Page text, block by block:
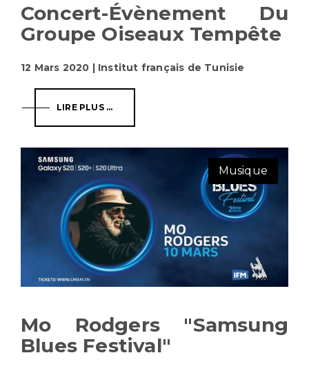
Concert-Évènement Du
Groupe Oiseaux Tempête
12 Mars 2020 | Institut français de Tunisie
LIRE PLUS ...
Musique
Mo Rodgers "Samsung
Blues Festival"